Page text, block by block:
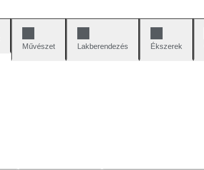
Művészet
Lakberendezés Ékszerek